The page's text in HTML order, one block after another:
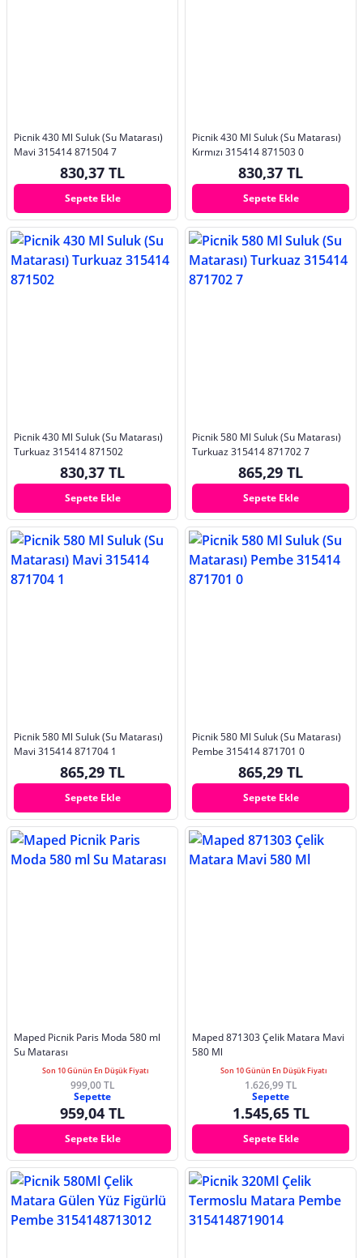
Picnik 430 Ml Suluk (Su Matarası)
Mavi 315414 871504 7
830,37 TL
Sepete Ekle
Picnik 430 Ml Suluk (Su Matarası)
Kırmızı 315414 871503 0
830,37 TL
Sepete Ekle
Picnik 430 Ml Suluk (Su Matarası)
Turkuaz 315414 871502
830,37 TL
Sepete Ekle
Picnik 580 Ml Suluk (Su Matarası)
Turkuaz 315414 871702 7
865,29 TL
Sepete Ekle
Picnik 580 Ml Suluk (Su Matarası)
Mavi 315414 871704 1
865,29 TL
Sepete Ekle
Picnik 580 Ml Suluk (Su Matarası)
Pembe 315414 871701 0
865,29 TL
Sepete Ekle
Maped Picnik Paris Moda 580 ml
Su Matarası
Son 10 Günün En Düşük Fiyatı
999,00 TL
Sepette
959,04 TL
Sepete Ekle
Maped 871303 Çelik Matara Mavi
580 Ml
Son 10 Günün En Düşük Fiyatı
1.626,99 TL
Sepette
1.545,65 TL
Sepete Ekle